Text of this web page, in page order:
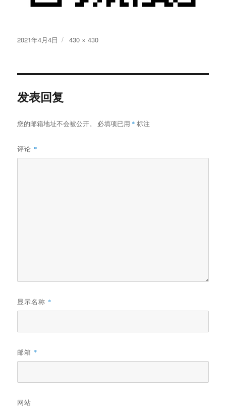
发
2021年4月4日
原
寸
430 × 430
发表回复
您的邮箱地址不会被公开。 必填项已用 * 标注
评论 *
显示名称 *
邮箱 *
网站